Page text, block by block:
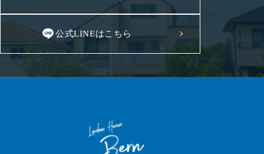
公式LINEはこちら